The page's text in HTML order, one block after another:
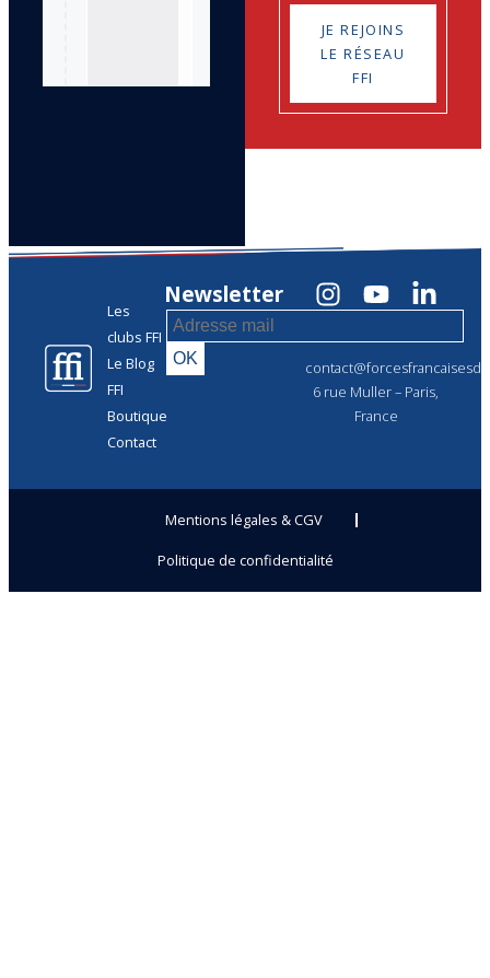
JE REJOINS
LE RÉSEAU
FFI
Les
clubs FFI
Le Blog
FFI
Boutique
Contact
6 rue Muller – Paris,
France
Newsletter
Mentions légales & CGV
Politique de confidentialité